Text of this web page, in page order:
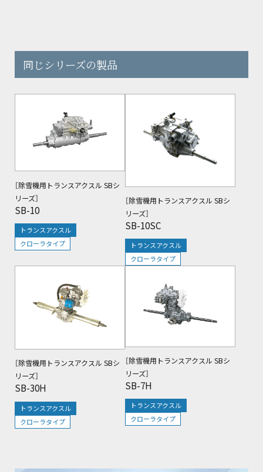
同じシリーズの製品
［除雪機用トランスアクスル SBシ
リーズ］
SB-10
トランスアクスル
クローラタイプ
［除雪機用トランスアクスル SBシ
リーズ］
SB-10SC
トランスアクスル
クローラタイプ
［除雪機用トランスアクスル SBシ
リーズ］
SB-30H
トランスアクスル
クローラタイプ
［除雪機用トランスアクスル SBシ
リーズ］
SB-7H
トランスアクスル
クローラタイプ